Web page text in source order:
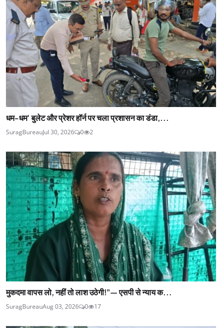
धम-धम' बुलेट और प्रेशर हॉर्न पर चला प्रशासन का डंडा,...
SuragBureauJul 30, 2026 0 2
मुकदमा वापस लो, नहीं तो लाश उठेगी!"— एसपी से न्याय क...
SuragBureauAug 03, 2026 0 17